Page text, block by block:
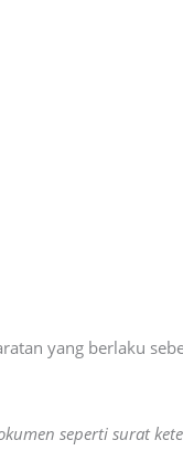
yang berlaku
seperti surat